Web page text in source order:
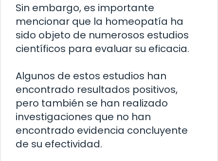
Sin embargo, es importante
mencionar que la homeopatía ha
sido objeto de numerosos estudios
científicos para evaluar su eficacia.
Algunos de estos estudios han
encontrado resultados positivos,
pero también se han realizado
investigaciones que no han
encontrado evidencia concluyente
de su efectividad.